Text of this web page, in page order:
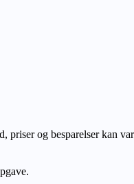
priser og besparelser kan